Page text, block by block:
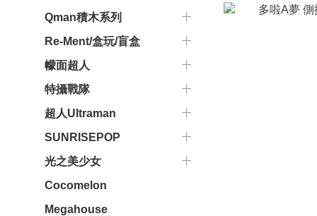
Qman積木系列
Re-Ment/盒玩/盲盒
幪面超人
特攝戰隊
超人Ultraman
SUNRISEPOP
光之美少女
Cocomelon
Megahouse